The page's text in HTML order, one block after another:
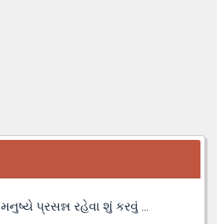
મનુષ્યે પ્રસન્ન રહેવા શું કરવું ...